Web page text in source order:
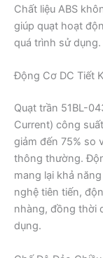
Chất liệu ABS
giúp quạt hoạt
quá trình sử dụng.
Động Cơ DC Tiết
Quạt trần 51BL-
Current) công
giảm đến 75% so
thông thường.
mang lại khả
nghệ tiên tiến,
nhàng, đồng thời
dụng.